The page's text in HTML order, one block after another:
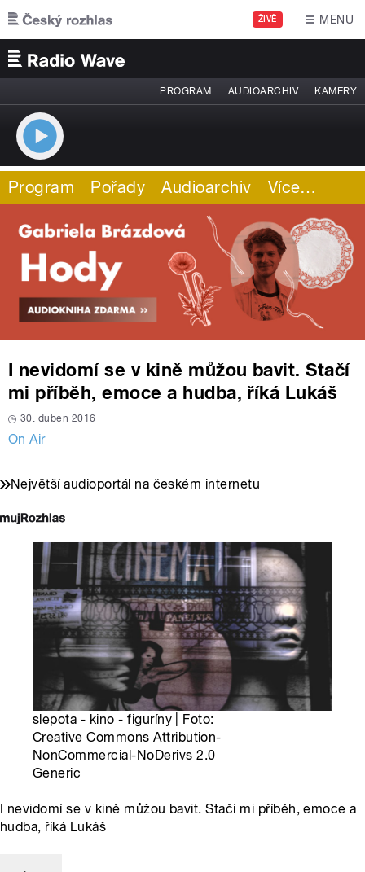
Přejít k hlavnímu obsahu
ŽIVĚ MENU
PROGRAM AUDIOARCHIV KAMERY
Program Pořady Audioarchiv Více…
I nevidomí se v kině můžou bavit. Stačí
mi příběh, emoce a hudba, říká Lukáš
30. duben 2016
On Air
Největší audioportál na českém internetu
slepota - kino - figuríny | Foto:
Creative Commons Attribution-
NonCommercial-NoDerivs 2.0
Generic
I nevidomí se v kině můžou bavit. Stačí mi příběh, emoce a
hudba, říká Lukáš